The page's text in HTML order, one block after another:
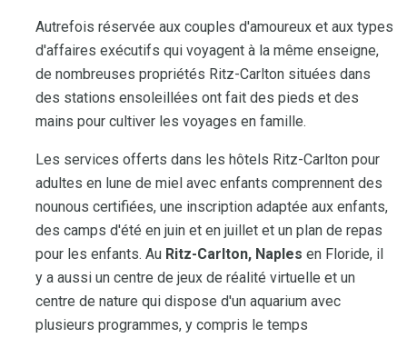
Autrefois réservée aux couples d'amoureux et aux types
d'affaires exécutifs qui voyagent à la même enseigne,
de nombreuses propriétés Ritz-Carlton situées dans
des stations ensoleillées ont fait des pieds et des
mains pour cultiver les voyages en famille.
Les services offerts dans les hôtels Ritz-Carlton pour
adultes en lune de miel avec enfants comprennent des
nounous certifiées, une inscription adaptée aux enfants,
des camps d'été en juin et en juillet et un plan de repas
pour les enfants. Au Ritz-Carlton, Naples en Floride, il
y a aussi un centre de jeux de réalité virtuelle et un
centre de nature qui dispose d'un aquarium avec
plusieurs programmes, y compris le temps